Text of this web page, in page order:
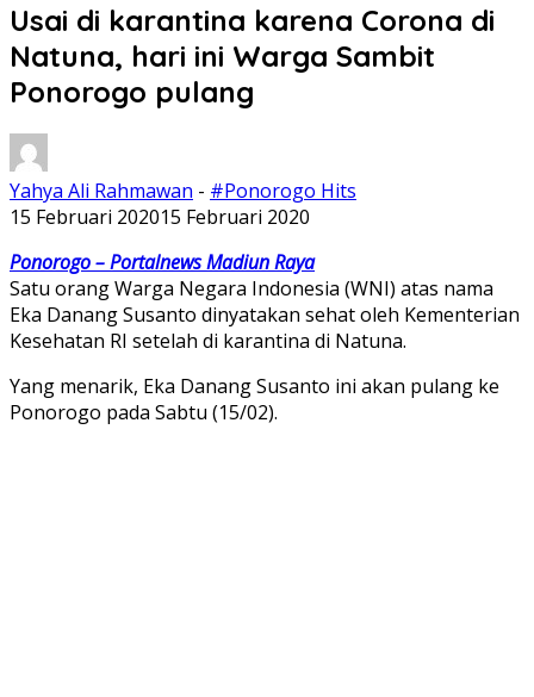
Usai di karantina karena Corona di
Natuna, hari ini Warga Sambit
Ponorogo pulang
Yahya Ali Rahmawan - #Ponorogo Hits
15 Februari 202015 Februari 2020
Ponorogo – Portalnews Madiun Raya
Satu orang Warga Negara Indonesia (WNI) atas nama
Eka Danang Susanto dinyatakan sehat oleh Kementerian
Kesehatan RI setelah di karantina di Natuna.
Yang menarik, Eka Danang Susanto ini akan pulang ke
Ponorogo pada Sabtu (15/02).